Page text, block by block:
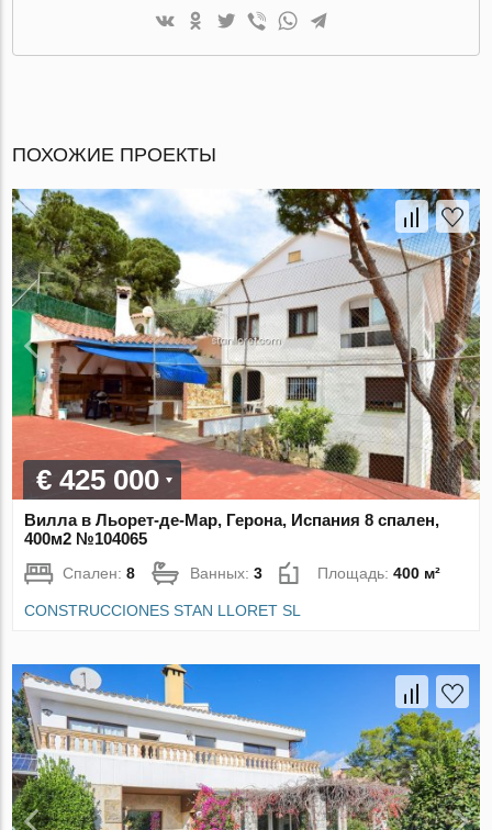
ПОХОЖИЕ ПРОЕКТЫ
€ 425 000
Вилла в Льорет-де-Мар, Герона, Испания 8 спален,
400м2 №104065
Спален:8 Ванных:3 Площадь:400 м²
CONSTRUCCIONES STAN LLORET SL